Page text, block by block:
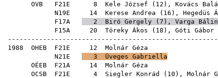
OVB F21E 8 Kele József ( 12 ), Kovács
N19E 14 Kerese Andrea ( 16 ), Hegedüs
F17A
2 Biró Gergely ( 7 ), Varga
F15A 20 Töreky Ákos ( 18 ), Góti Gábor
1988 OHEB F21E 12
Molnár Géza
N21E
3
Üveges Gabriella
OÉEB F21A 14
Molnár Géza
OCSB F21E 4 Siegler Konrád ( 10 ), Molnár